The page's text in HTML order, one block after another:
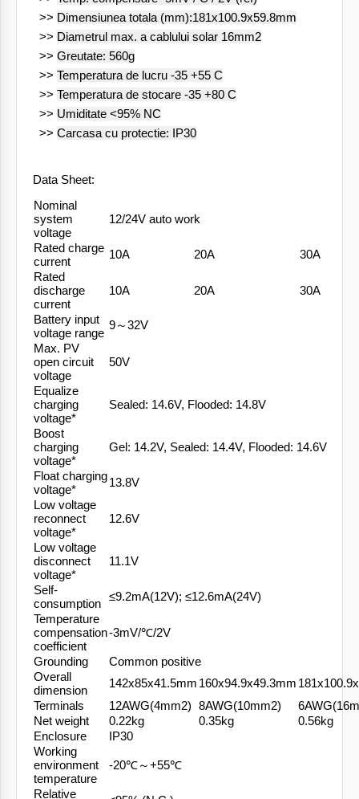
>> Dimensiunea totala (mm):181x100.9x59.8mm
>> Diametrul max. a cablului solar 16mm2
>> Greutate: 560g
>> Temperatura de lucru -35 +55 C
>> Temperatura de stocare -35 +80 C
>> Umiditate <95% NC
>> Carcasa cu protectie: IP30
Data Sheet:
Nominal
system
voltage
12/24V auto work
Rated charge
current
10A 20A
30A
Rated
discharge
current
10A 20A 30A
Battery input
voltage range
9～32V
Max. PV
open circuit
voltage
50V
Equalize
charging
voltage*
Sealed: 14.6V, Flooded: 14.8V
Boost
charging
voltage*
Gel: 14.2V, Sealed: 14.4V, Flooded: 14.6V
Float charging
voltage*
13.8V
Low voltage
reconnect
voltage*
12.6V
Low voltage
disconnect
voltage*
11.1V
Self-
consumption
≤9.2mA(12V); ≤12.6mA(24V)
Temperature
compensation
coefficient
-3mV/℃/2V
Grounding
Common positive
Overall
dimension
142x85x41.5mm 160x94.9x49.3mm
Terminals
12AWG(4mm2) 8AWG(10mm2)
Net weight
0.22kg 0.35kg
0.56kg
Enclosure
IP30
Working
environment
temperature
-20℃～+55℃
Relative